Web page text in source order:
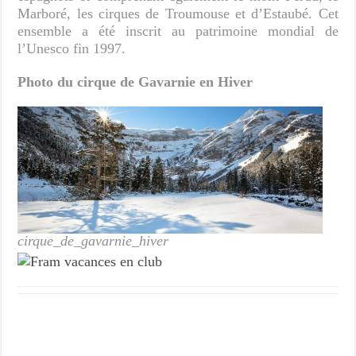
Marboré, les cirques de Troumouse et d’Estaubé. Cet
ensemble a été inscrit au patrimoine mondial de
l’Unesco fin 1997.
Photo du cirque de Gavarnie en Hiver
cirque_de_gavarnie_hiver